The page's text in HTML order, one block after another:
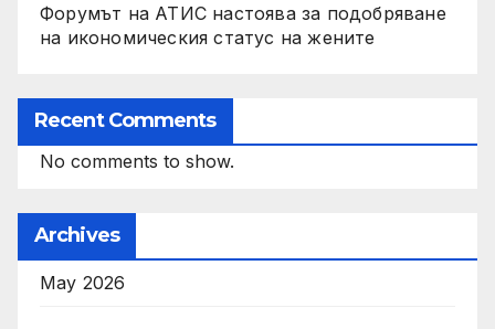
Форумът на АТИС настоява за подобряване
на икономическия статус на жените
Recent Comments
No comments to show.
Archives
May 2026